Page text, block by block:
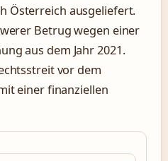
Österreich ausgeliefert.
Betrug wegen einer
aus dem Jahr 2021.
vor dem
einer finanziellen